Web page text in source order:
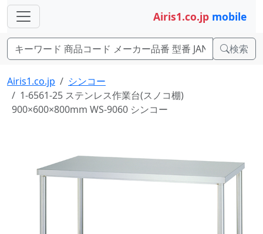
Airis1.co.jp mobile
検索
Airis1.co.jp
シンコー
1-6561-25 ステンレス作業台(スノコ棚)
900×600×800mm WS-9060 シンコー